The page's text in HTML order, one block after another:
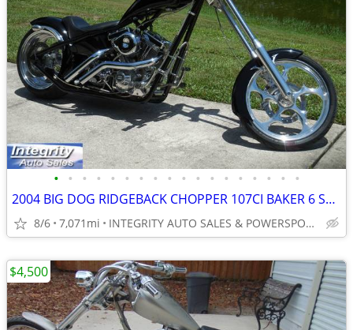
• • • • • • • • • • • • • • • • • •
2004 BIG DOG RIDGEBACK CHOPPER 107CI BAKER 6 SPEED 7K MILES VERY CLEAN
8/6 7,071mi INTEGRITY AUTO SALES & POWERSPORTS
$4,500